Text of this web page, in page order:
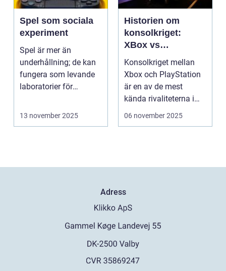
Spel som sociala
experiment
Spel är mer än
underhållning; de kan
fungera som levande
laboratorier för
13 november 2025
Historien om
konsolkriget:
XBox vs
PlayStation
Konsolkriget mellan
Xbox och PlayStation
är en av de mest
kända rivaliteterna i
spelvä...
06 november 2025
Adress